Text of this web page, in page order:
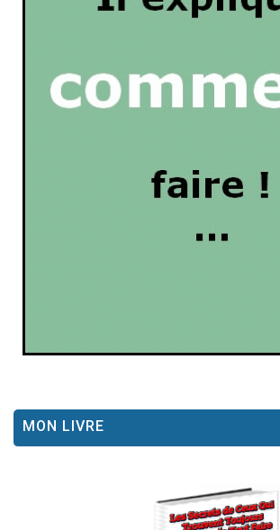
MON LIVRE